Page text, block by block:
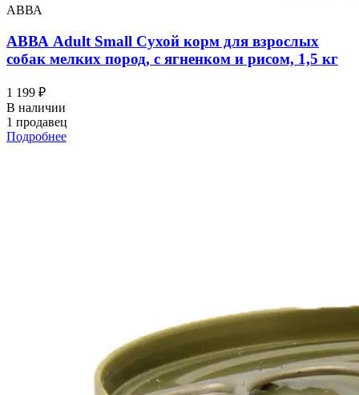
АВВА
АВВА Adult Small Сухой корм для взрослых
собак мелких пород, с ягненком и рисом, 1,5 кг
1 199 ₽
В наличии
1 продавец
Подробнее